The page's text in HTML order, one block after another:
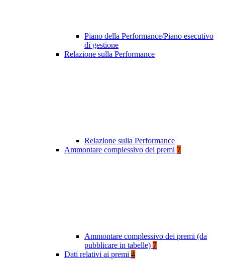
Piano della Performance/Piano esecutivo
di gestione
Relazione sulla Performance
Relazione sulla Performance
Ammontare complessivo dei premi 7
Ammontare complessivo dei premi (da
pubblicare in tabelle) 7
Dati relativi ai premi 4